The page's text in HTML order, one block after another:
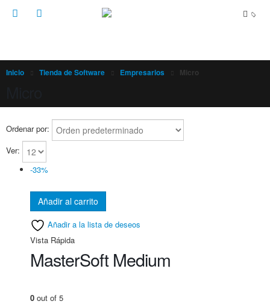
Inicio Tienda de Software Empresarios Micro
Ordenar por:
Ver:
-33%
Añadir al carrito
Añadir a la lista de deseos
Vista Rápida
MasterSoft Medium
0 out of 5